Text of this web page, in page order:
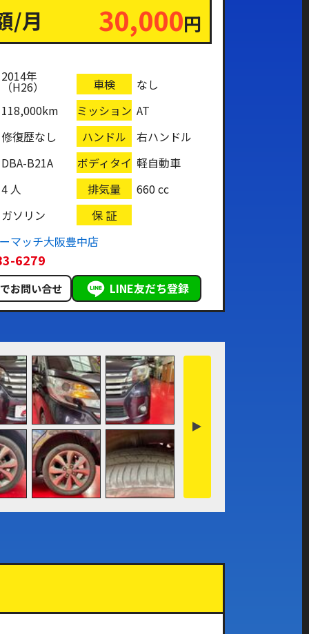
/月 30,000円
2014年
（H26） 車検
なし
118,000km
ミッション AT
修復歴なし
ハンドル
右ハンドル
DBA-B21A
ボディタイ
プ
軽自動車
4 人
排気量
660 cc
ガソリン
保 証
マッチ大阪豊中店
6279
お問い合せ LINE友だち登録